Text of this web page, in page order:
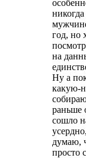
год, но
на
Ну а
какую-
раньше
сошло
думаю,
просто